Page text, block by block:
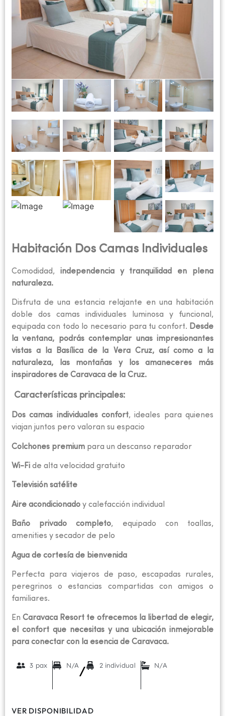
Habitación Dos Camas Individuales
Comodidad, independencia y tranquilidad en plena
naturaleza.
Disfruta de una estancia relajante en una habitación
doble dos camas individuales luminosa y funcional,
equipada con todo lo necesario para tu confort. Desde
la ventana, podrás contemplar unas impresionantes
vistas a la Basílica de la Vera Cruz, así como a la
naturaleza, las montañas y los amaneceres más
inspiradores de Caravaca de la Cruz.
Características principales:
Dos camas individuales confort, ideales para quienes
viajan juntos pero valoran su espacio
Colchones premiumpara un descanso reparador
Wi-Fi de alta velocidad gratuito
Televisión satélite
Aire acondicionadoy calefacción individual
Baño privado completo, equipado con toallas,
amenities y secador de pelo
Agua de cortesía de bienvenida
Perfecta para viajeros de paso, escapadas rurales,
peregrinos o estancias compartidas con amigos o
familiares.
En Caravaca Resort te ofrecemos la libertad de elegir,
el confort que necesitas y una ubicación inmejorable
para conectar con la esencia de Caravaca.
3 pax N/A
/
2 individual N/A
VER DISPONIBILIDAD